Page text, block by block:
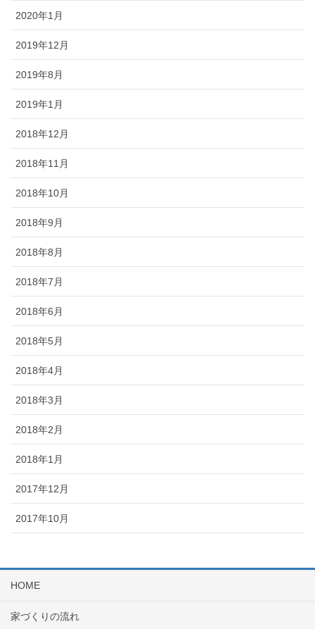
2020年1月
2019年12月
2019年8月
2019年1月
2018年12月
2018年11月
2018年10月
2018年9月
2018年8月
2018年7月
2018年6月
2018年5月
2018年4月
2018年3月
2018年2月
2018年1月
2017年12月
2017年10月
HOME
家づくりの流れ